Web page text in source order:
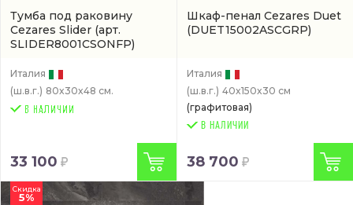
Тумба под раковину
Cezares Slider (арт.
SLIDER8001CSONFP)
Италия
(ш.в.г.) 80x30x48 см.
33 100
Шкаф-пенал Cezares Duet
(DUET15002ASCGRP)
Италия
(ш.в.г.) 40x150x30 см
(графитовая)
В НАЛИЧИИ
38 700
Скидка
5%